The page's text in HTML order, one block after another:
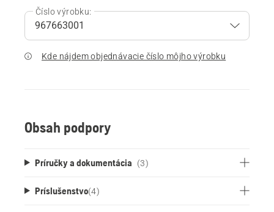
Číslo výrobku:
Kde nájdem objednávacie číslo môjho výrobku
Obsah podpory
Príručky a dokumentácia (3)
Príslušenstvo(4)